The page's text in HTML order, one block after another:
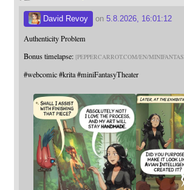
David Revoy on 5.8.2026, 16:01:12
Authenticity Problem
Bonus timelapse: PEPPERCARROT.COM/EN/MINIFANTAS
#webcomic #krita #miniFantasyTheater